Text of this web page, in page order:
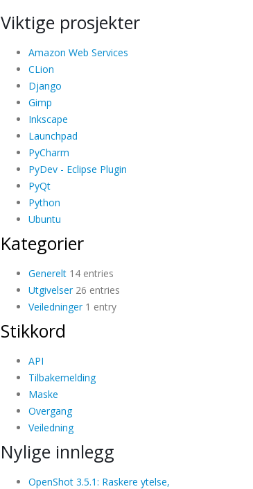
Viktige prosjekter
Amazon Web Services
CLion
Django
Gimp
Inkscape
Launchpad
PyCharm
PyDev - Eclipse Plugin
PyQt
Python
Ubuntu
Kategorier
Generelt14 entries
Utgivelser26 entries
Veiledninger1 entry
Stikkord
API
Tilbakemelding
Maske
Overgang
Veiledning
Nylige innlegg
OpenShot 3.5.1: Raskere ytelse,